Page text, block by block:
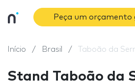
Peça um orçamento
Início Brasil Taboão da
Stand Taboão da